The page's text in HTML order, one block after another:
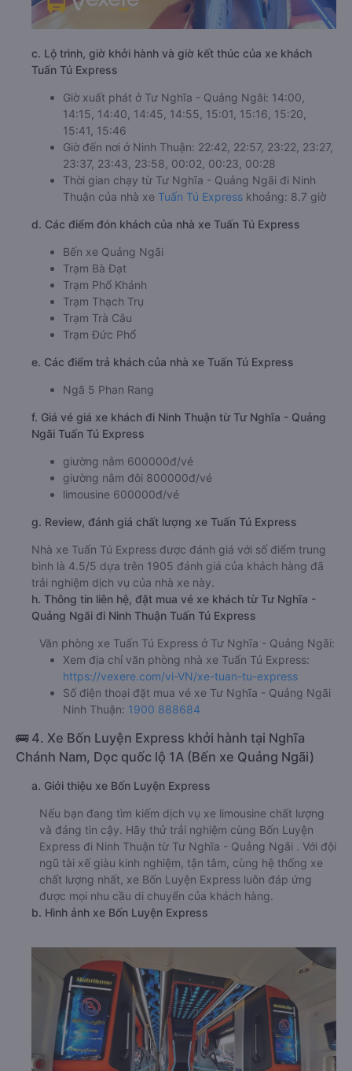
c. Lộ trình, giờ khởi hành và giờ kết thúc của xe khách
Tuấn Tú Express
Giờ xuất phát ở Tư Nghĩa - Quảng Ngãi: 14:00,
14:15, 14:40, 14:45, 14:55, 15:01, 15:16, 15:20,
15:41, 15:46
Giờ đến nơi ở Ninh Thuận: 22:42, 22:57, 23:22, 23:27,
23:37, 23:43, 23:58, 00:02, 00:23, 00:28
Thời gian chạy từ Tư Nghĩa - Quảng Ngãi đi Ninh
Thuận của nhà xe Tuấn Tú Express khoảng: 8.7 giờ
d. Các điểm đón khách của nhà xe Tuấn Tú Express
Bến xe Quảng Ngãi
Trạm Bà Đạt
Trạm Phổ Khánh
Trạm Thạch Trụ
Trạm Trà Câu
Trạm Đức Phổ
e. Các điểm trả khách của nhà xe Tuấn Tú Express
Ngã 5 Phan Rang
f. Giá vé giá xe khách đi Ninh Thuận từ Tư Nghĩa - Quảng
Ngãi Tuấn Tú Express
giường nằm 600000đ/vé
giường nằm đôi 800000đ/vé
limousine 600000đ/vé
g. Review, đánh giá chất lượng xe Tuấn Tú Express
Nhà xe Tuấn Tú Express được đánh giá với số điểm trung
bình là 4.5/5 dựa trên 1905 đánh giá của khách hàng đã
trải nghiệm dịch vụ của nhà xe này.
h. Thông tin liên hệ, đặt mua vé xe khách từ Tư Nghĩa -
Quảng Ngãi đi Ninh Thuận Tuấn Tú Express
Văn phòng xe Tuấn Tú Express ở Tư Nghĩa - Quảng Ngãi:
Xem địa chỉ văn phòng nhà xe Tuấn Tú Express:
https://vexere.com/vi-VN/xe-tuan-tu-express
Số điện thoại đặt mua vé xe Tư Nghĩa - Quảng Ngãi
Ninh Thuận: 1900 888684
🚌 4. Xe Bốn Luyện Express khởi hành tại Nghĩa
Chánh Nam, Dọc quốc lộ 1A (Bến xe Quảng Ngãi)
a. Giới thiệu xe Bốn Luyện Express
Nếu bạn đang tìm kiếm dịch vụ xe limousine chất lượng
và đáng tin cậy. Hãy thử trải nghiệm cùng Bốn Luyện
Express đi Ninh Thuận từ Tư Nghĩa - Quảng Ngãi . Với đội
ngũ tài xế giàu kinh nghiệm, tận tâm, cùng hệ thống xe
chất lượng nhất, xe Bốn Luyện Express luôn đáp ứng
được mọi nhu cầu di chuyển của khách hàng.
b. Hình ảnh xe Bốn Luyện Express